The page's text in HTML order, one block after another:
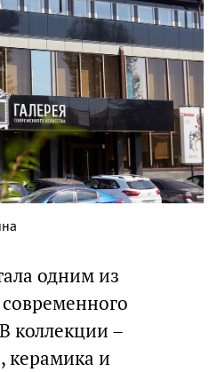
одним из
коллекции –
керамика и